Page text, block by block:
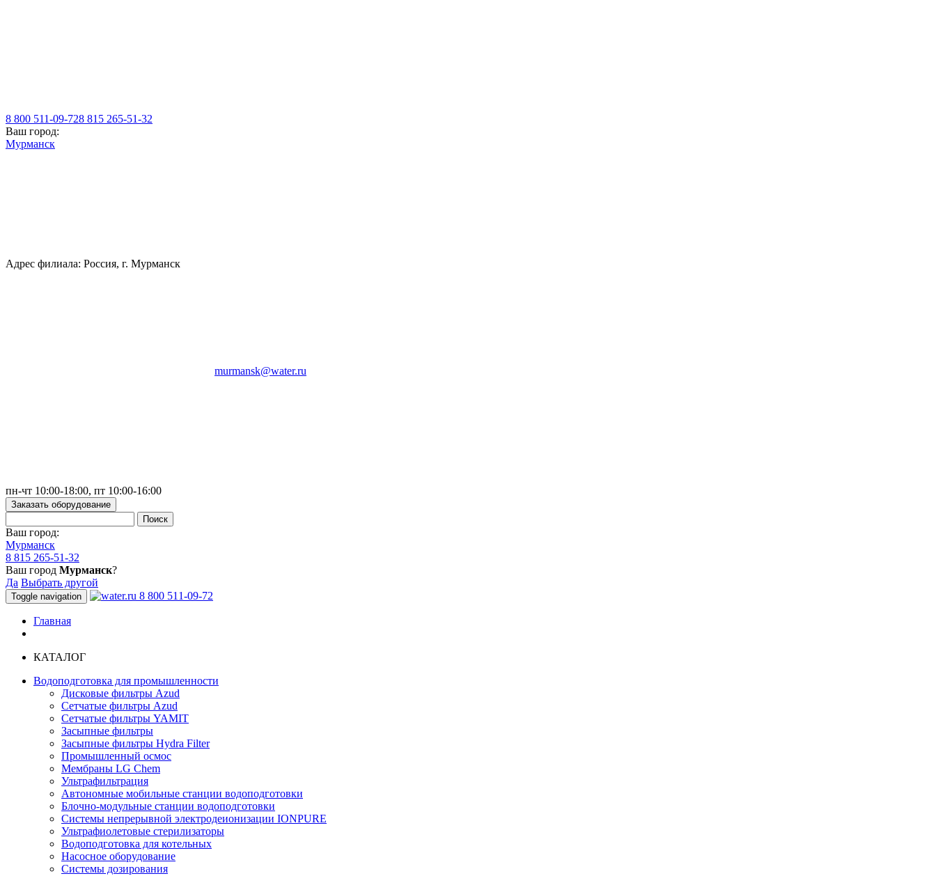
8 800 511-09-728 815 265-51-32
Ваш город:
Мурманск
Адрес филиала: Россия, г. Мурманск
murmansk@water.ru
пн-чт 10:00-18:00, пт 10:00-16:00
Заказать оборудование
Ваш город:
Мурманск
8 815 265-51-32
Ваш город Мурманск?
Да Выбрать другой
Toggle navigation 8 800 511-09-72
Главная
КАТАЛОГ
Водоподготовка для промышленности
Дисковые фильтры Azud
Сетчатые фильтры Azud
Сетчатые фильтры YAMIT
Засыпные фильтры
Засыпные фильтры Hydra Filter
Промышленный осмос
Мембраны LG Chem
Ультрафильтрация
Автономные мобильные станции водоподготовки
Блочно-модульные станции водоподготовки
Системы непрерывной электродеионизации IONPURE
Ультрафиолетовые стерилизаторы
Водоподготовка для котельных
Насосное оборудование
Системы дозирования